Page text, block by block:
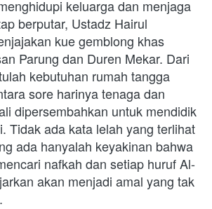
keluarga dan menjaga
berputar, Ustadz Hairul
kue gemblong khas
Parung dan Duren Mekar. Dari
kebutuhan rumah tangga
sore harinya tenaga dan
dipersembahkan untuk mendidik
Tidak ada kata lelah yang terlihat
ada hanyalah keyakinan bahwa
nafkah dan setiap huruf Al-
akan menjadi amal yang tak